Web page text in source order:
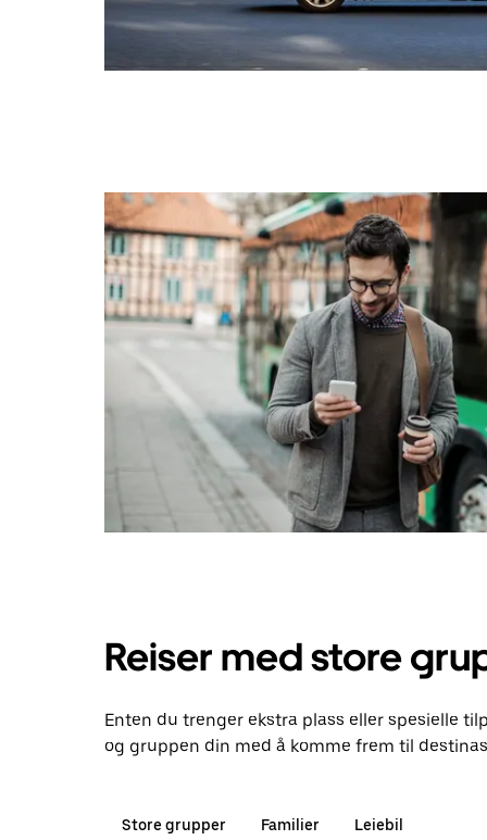
Reiser med store
Enten du trenger ekstra plass eller spesielle
og gruppen din med å komme frem til
Store grupper Familier Leiebil